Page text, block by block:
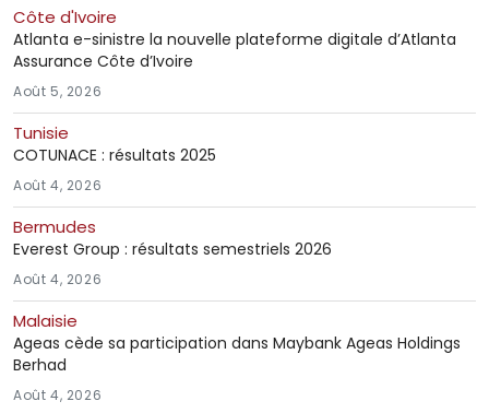
Côte d'Ivoire
Atlanta e-sinistre la nouvelle plateforme digitale d’Atlanta
Assurance Côte d’Ivoire
Août 5, 2026
Tunisie
COTUNACE : résultats 2025
Août 4, 2026
Bermudes
Everest Group : résultats semestriels 2026
Août 4, 2026
Malaisie
Ageas cède sa participation dans Maybank Ageas Holdings
Berhad
Août 4, 2026